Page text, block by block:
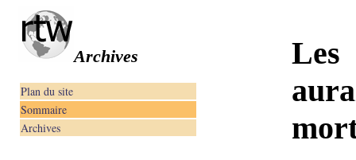
Archives
Plan du site
Sommaire
Archives